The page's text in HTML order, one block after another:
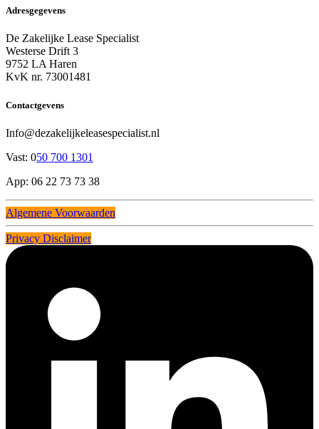
Adresgegevens
De Zakelijke Lease Specialist
Westerse Drift 3
9752 LA Haren
KvK nr. 73001481
Contactgevens
Info@dezakelijkeleasespecialist.nl
Vast: 050 700 1301
App: 06 22 73 73 38
Algemene Voorwaarden
Privacy Disclaimer